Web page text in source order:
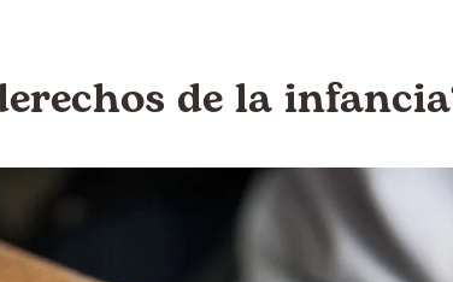
de la